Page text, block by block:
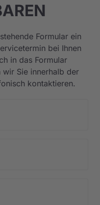
Formular ein
bei Ihnen
in das Formular
Sie innerhalb der
kontaktieren.